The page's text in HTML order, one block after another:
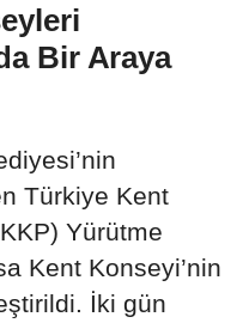
Bir Araya
Türkiye Kent
Yürütme
Kent Konseyi’nin
İki gün